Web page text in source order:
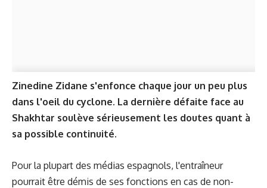
Zinedine Zidane s'enfonce chaque jour un peu plus
dans l'oeil du cyclone. La dernière défaite face au
Shakhtar soulève sérieusement les doutes quant à
sa possible continuité.
Pour la plupart des médias espagnols, l'entraîneur
pourrait être démis de ses fonctions en cas de non-